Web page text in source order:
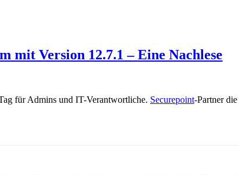
mit Version 12.7.1 – Eine Nachlese
für Admins und IT-Verantwortliche. Securepoint-Partner die